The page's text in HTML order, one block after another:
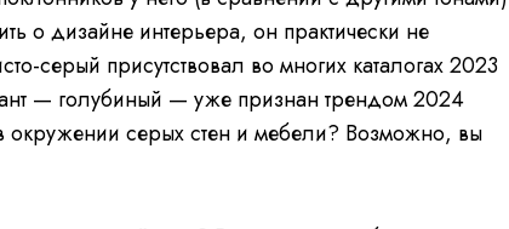
о дизайне интерьера, он практически не
серый присутствовал во многих каталогах 2023
— голубиный — уже признан трендом 2024
окружении серых стен и мебели? Возможно, вы